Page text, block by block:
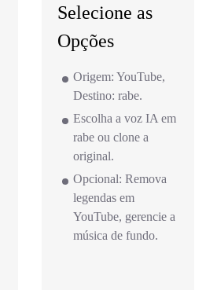
Selecione as
Opções
Origem: YouTube,
Destino: rabe.
Escolha a voz IA em
rabe ou clone a
original.
Opcional: Remova
legendas em
YouTube, gerencie a
música de fundo.